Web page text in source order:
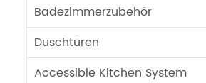
Badezimmerzubehör
Duschtüren
Accessible Kitchen System